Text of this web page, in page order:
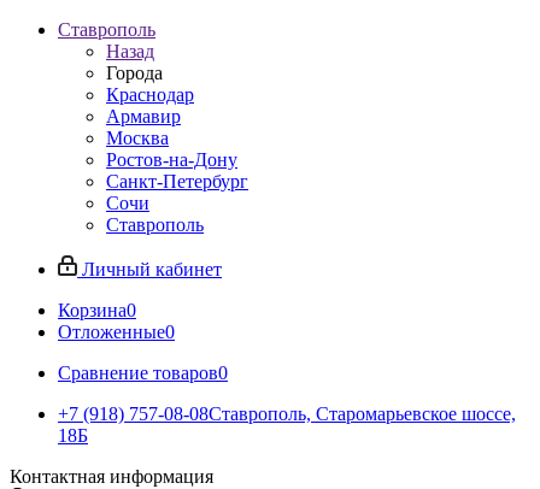
Ставрополь
Назад
Города
Краснодар
Армавир
Москва
Ростов-на-Дону
Санкт-Петербург
Сочи
Ставрополь
Личный кабинет
Корзина0
Отложенные0
Сравнение товаров0
+7 (918) 757-08-08Ставрополь, Старомарьевское шоссе,
18Б
Контактная информация